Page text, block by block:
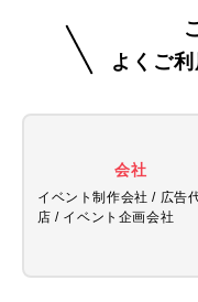
よくご
会社
イベント制作会社 / 広告
店 / イベント企画会社